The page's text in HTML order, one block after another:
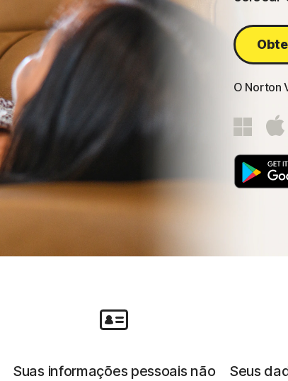
O Norton
Suas informações pessoais não
Seus